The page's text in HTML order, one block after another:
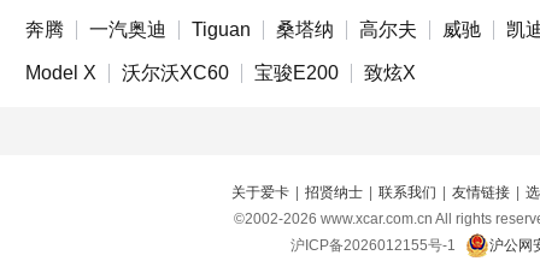
奔腾 一汽奥迪 Tiguan 桑塔纳 高尔夫 威驰 凯
Model X 沃尔沃XC60 宝骏E200 致炫X
关于爱卡 招贤纳士 联系我们 友情链接
©2002-2026 www.xcar.com.cn All rights
沪ICP备2026012155号-1
沪公网